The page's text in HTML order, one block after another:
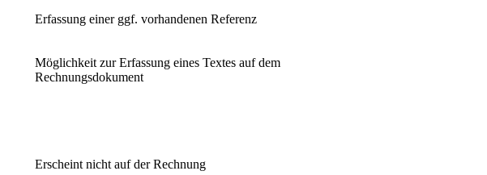
Erfassung einer ggf. vorhandenen Referenz
Möglichkeit zur Erfassung eines Textes auf dem
Rechnungsdokument
Erscheint nicht auf der Rechnung